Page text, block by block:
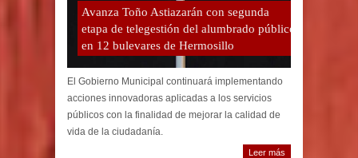
Avanza Toño Astiazarán con segunda
etapa de telegestión del alumbrado público
en 12 bulevares de Hermosillo
El Gobierno Municipal continuará implementando
acciones innovadoras aplicadas a los servicios
públicos con la finalidad de mejorar la calidad de
vida de la ciudadanía.
Leer más